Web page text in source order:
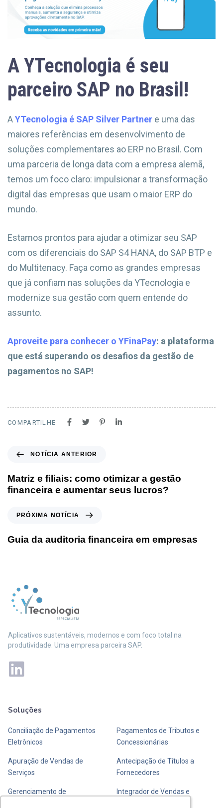
A YTecnologia é seu
parceiro SAP no Brasil!
AYTecnologia é SAP Silver Partner e uma das
maiores referências em desenvolvimento de
soluções complementares ao ERP no Brasil. Com
uma parceria de longa data com a empresa alemã,
temos um foco claro: impulsionar a transformação
digital das empresas que usam o maior ERP do
mundo.
Estamos prontos para ajudar a otimizar seu SAP
com os diferenciais do SAP S4 HANA, do SAP BTP e
do Multitenacy. Faça como as grandes empresas
que já confiam nas soluções da YTecnologia e
modernize sua gestão com quem entende do
assunto.
Aproveite para conhecer o YFinaPay: a plataforma
que está superando os desafios da gestão de
pagamentos no SAP!
COMPARTILHE
NOTÍCIA ANTERIOR
Matriz e filiais: como otimizar a gestão
financeira e aumentar seus lucros?
PRÓXIMA NOTÍCIA
Guia da auditoria financeira em empresas
Aplicativos sustentáveis, modernos e com foco total na
produtividade. Uma empresa parceira SAP.
Soluções
Conciliação de Pagamentos
Eletrônicos
Apuração de Vendas de
Serviços
Gerenciamento de
Pagamentos de Tributos e
Concessionárias
Antecipação de Títulos a
Fornecedores
Integrador de Vendas e